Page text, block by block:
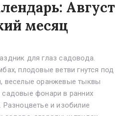
Август
месяц
для глаз садовода.
плодовые ветви гнутся под
веселые оранжевые тыквы
садовые фонари в ранних
Разноцветье и изобилие